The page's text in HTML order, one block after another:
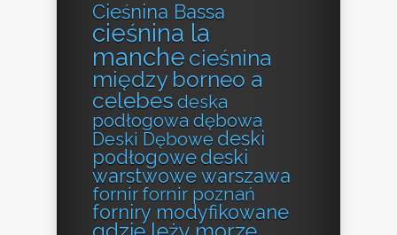
Cieśnina Bassa
cieśnina la
manche cieśnina
między borneo a
celebes deska
podłogowa dębowa
Deski Dębowe deski
podłogowe deski
warstwowe warszawa
fornir fornir poznań
forniry modyfikowane